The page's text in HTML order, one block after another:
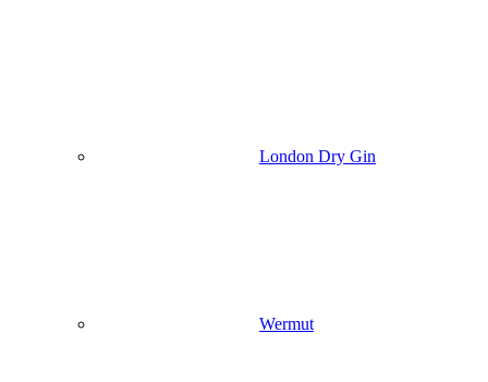
London Dry Gin
Wermut